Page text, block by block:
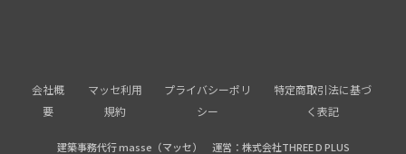
会社概
要
マッセ利用
規約
プライバシーポリ
シー
特定商取引法に基づ
く表記
建築事務代行 masse（マッセ） 運営：株式会社THREE D PLUS